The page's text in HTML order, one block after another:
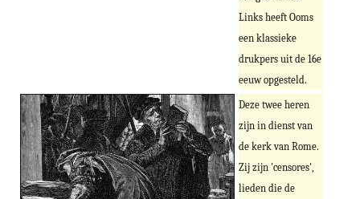
Links heeft Ooms
een klassieke
drukpers uit de 16e
eeuw opgesteld.
Deze twee heren
zijn in dienst van
de kerk van Rome.
Zij zijn 'censores',
lieden die de